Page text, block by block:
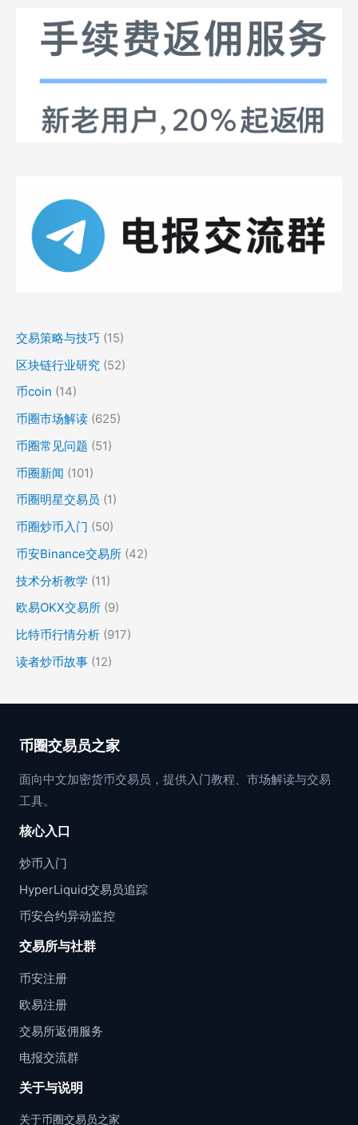
交易策略与技巧 (15)
区块链行业研究 (52)
币coin (14)
币圈市场解读 (625)
币圈常见问题 (51)
币圈新闻 (101)
币圈明星交易员 (1)
币圈炒币入门 (50)
币安Binance交易所 (42)
技术分析教学 (11)
欧易OKX交易所 (9)
比特币行情分析 (917)
读者炒币故事 (12)
币圈交易员之家
面向中文加密货币交易员，提供入门教程、市场解读与交易
工具。
核心入口
炒币入门
HyperLiquid交易员追踪
币安合约异动监控
交易所与社群
币安注册
欧易注册
交易所返佣服务
电报交流群
关于与说明
关于币圈交易员之家